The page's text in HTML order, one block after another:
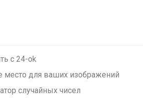
с 24-ok
место для ваших изображений
случайных чисел